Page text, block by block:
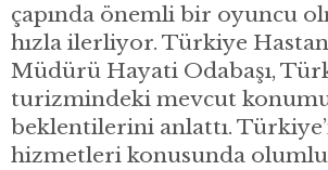
çapında önemli bir oyuncu
hızla ilerliyor. Türkiye
Müdürü Hayati Odabaşı,
turizmindeki mevcut
beklentilerini anlattı.
hizmetleri konusunda